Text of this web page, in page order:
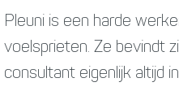
Pleuni is een harde
voelsprieten. Ze bevindt
consultant eigenlijk altijd